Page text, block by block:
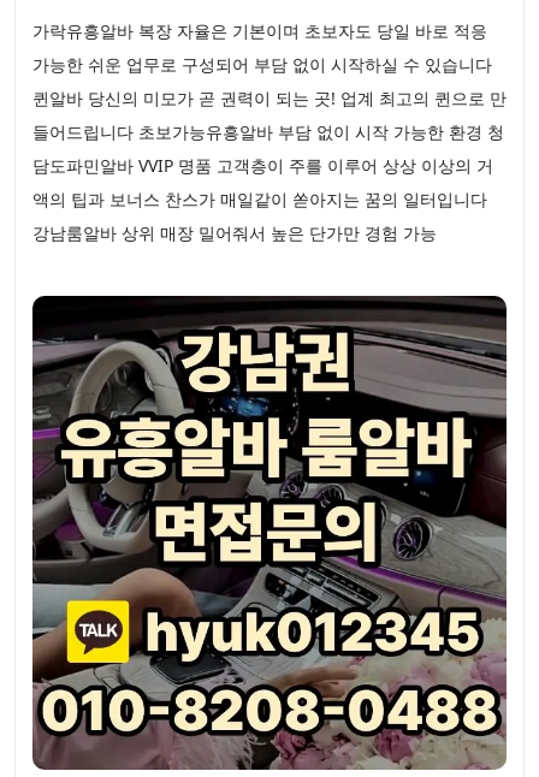
가락유흥알바 복장 자율은 기본이며 초보자도 당일 바로 적응
가능한 쉬운 업무로 구성되어 부담 없이 시작하실 수 있습니다
퀸알바 당신의 미모가 곧 권력이 되는 곳! 업계 최고의 퀸으로 만
들어드립니다 초보가능유흥알바 부담 없이 시작 가능한 환경 청
담도파민알바 VVIP 명품 고객층이 주를 이루어 상상 이상의 거
액의 팁과 보너스 찬스가 매일같이 쏟아지는 꿈의 일터입니다
강남룸알바 상위 매장 밀어줘서 높은 단가만 경험 가능